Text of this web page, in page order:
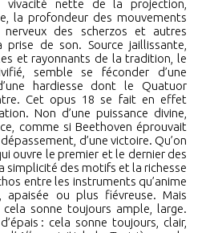
vivacité nette de la projection,
la profondeur des mouvements
des scherzos et autres
de son. Source jaillissante,
et rayonnants de la tradition, le
semble se féconder d’une
hardiesse dont le Quatuor
Cet opus 18 se fait en effet
Non d’une puissance divine,
comme si Beethoven éprouvait
d’une victoire. Qu’on
ouvre le premier et le dernier des
simplicité des motifs et la richesse
entre les instruments qu’anime
apaisée ou plus fiévreuse. Mais
cela sonne toujours ample, large.
: cela sonne toujours, clair,